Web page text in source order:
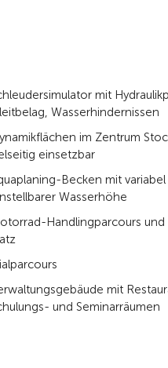
mit
Wasserhindernissen
im Zentrum
einsetzbar
Becken mit variabel
Wasserhöhe
Handlingparcours und
mit
und Seminarräumen